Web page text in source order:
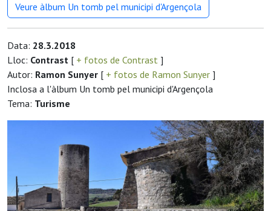
Veure àlbum Un tomb pel municipi d'Argençola
Data: 28.3.2018
Lloc: Contrast [ + fotos de Contrast ]
Autor: Ramon Sunyer [ + fotos de Ramon Sunyer ]
Inclosa a l'àlbum Un tomb pel municipi d'Argençola
Tema: Turisme